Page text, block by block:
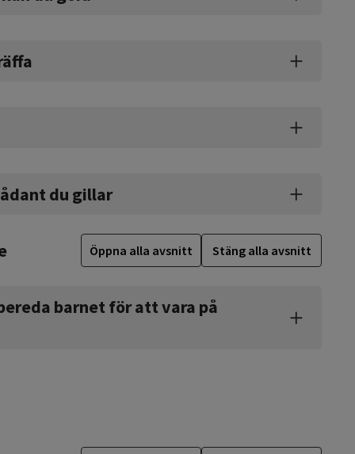
du gillar
Öppna alla avsnitt Stäng alla avsnitt
barnet för att vara på